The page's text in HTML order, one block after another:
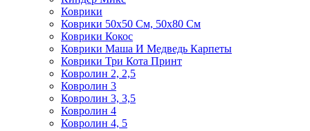
Коврики
Коврики 50х50 См, 50х80 См
Коврики Кокос
Коврики Маша И Медведь Карпеты
Коврики Три Кота Принт
Ковролин 2, 2,5
Ковролин 3
Ковролин 3, 3,5
Ковролин 4
Ковролин 4, 5